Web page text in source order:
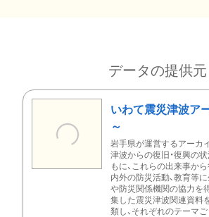
データの提供元
いわて震災津波ア
～
岩手県が運営するアーカ
津波からの復旧・復興の
もに、これらの出来事か
内外の防災活動、教育等
や防災関係機関の協力を
集した震災津波関連資料
類し、それぞれのテーマ